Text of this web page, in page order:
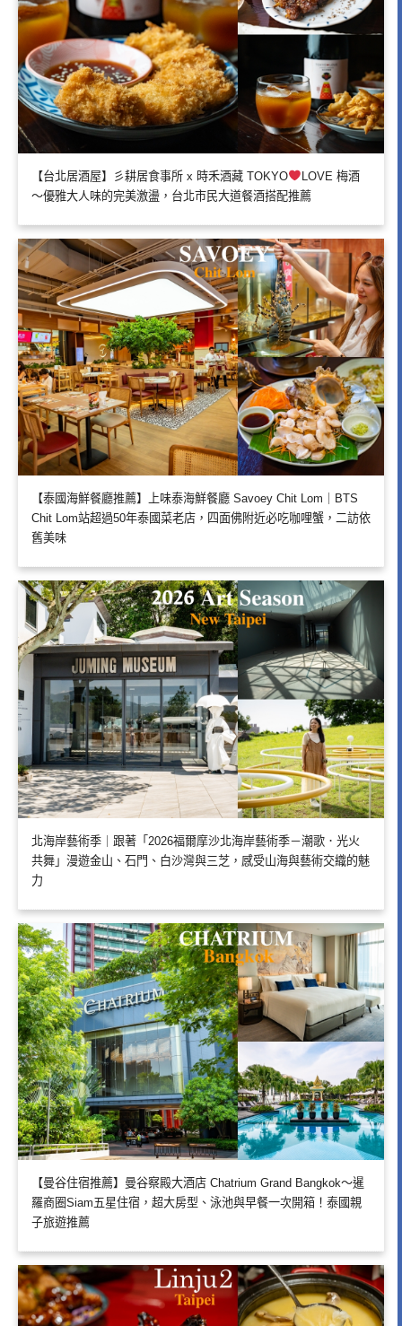
【台北居酒屋】彡耕居食事所 x 時禾酒藏 TOKYO
LOVE 梅酒
～優雅大人味的完美激盪，台北市民大道餐酒搭配推薦
【泰國海鮮餐廳推薦】上味泰海鮮餐廳 Savoey Chit Lom｜BTS
Chit Lom站超過50年泰國菜老店，四面佛附近必吃咖哩蟹，二訪依
舊美味
北海岸藝術季｜跟著「2026福爾摩沙北海岸藝術季－潮歌．光火
共舞」漫遊金山、石門、白沙灣與三芝，感受山海與藝術交織的魅
力
【曼谷住宿推薦】曼谷察殿大酒店 Chatrium Grand Bangkok～暹
羅商圈Siam五星住宿，超大房型、泳池與早餐一次開箱！泰國親
子旅遊推薦